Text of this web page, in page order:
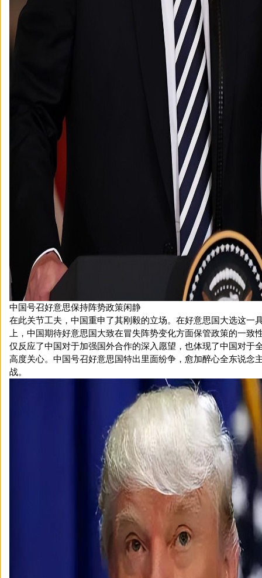
中国号召好意思保持阵势政策闲静
在此关节工夫，中国重申了其刚毅的立场。在好意思国大选这一
上，中国期待好意思国大致在冒失阵势变化方面保管政策的一致
仅反应了中国对于加强国外合作的深入愿望，也体现了中国对于
高度关心。中国号召好意思国特出里面纷争，愈加醉心全东说念
战。